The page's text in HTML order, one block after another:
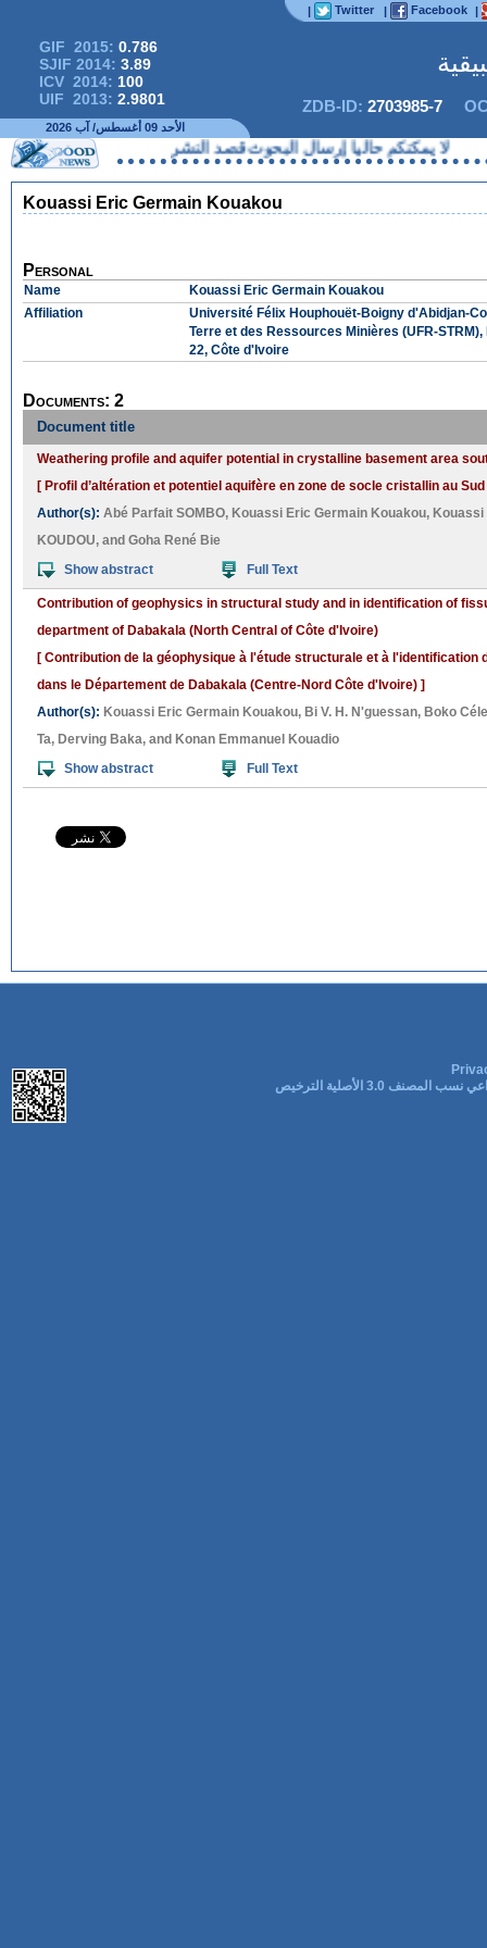
| Twitter | Facebook |
GIF 2015: 0.786
SJIF 2014: 3.89
ICV 2014: 100
UIF 2013: 2.9801 ZDB-ID: 2703985-7
الأحد 09 أغسطس/ آب 2026
لا يمكنكم حاليا إرسال البحوث قصد النشر
Kouassi Eric Germain Kouakou
Personal
Name
Kouassi Eric Germain Kouakou
Affiliation
Université Félix Houphouët-Boigny d'Abidjan-
Terre et des Ressources Minières (UFR-
22, Côte d'Ivoire
Documents: 2
Document title
Weathering profile and aquifer potential in crystalline basement area
[ Profil d’altération et potentiel aquifère en zone de socle cristallin au Sud
Author(s): Abé Parfait SOMBO, Kouassi Eric Germain Kouakou,
KOUDOU, and Goha René Bie
Show abstract
Full Text
Contribution of geophysics in structural study and in identification of
department of Dabakala (North Central of Côte d'Ivoire)
[ Contribution de la géophysique à l'étude structurale et à l'identification
dans le Département de Dabakala (Centre-Nord Côte d'Ivoire) ]
Author(s): Kouassi Eric Germain Kouakou, Bi V. H. N'guessan, Boko
Ta, Derving Baka, and Konan Emmanuel Kouadio
Show abstract
Full Text
المصنف 3.0 الأصلية الترخيص